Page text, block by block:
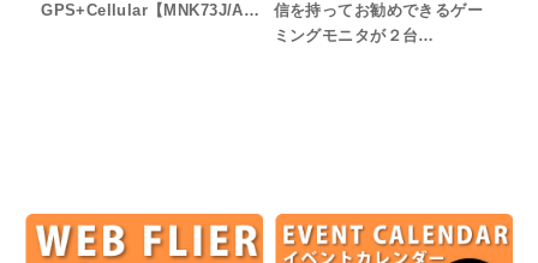
GPS+Cellular【MNK73J/A…
信を持ってお勧めできるゲー
ミングモニタが２台…